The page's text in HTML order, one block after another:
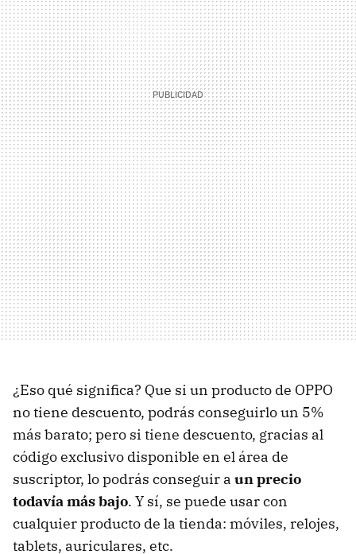
¿Eso qué significa? Que si un producto de OPPO
no tiene descuento, podrás conseguirlo un 5%
más barato; pero si tiene descuento, gracias al
código exclusivo disponible en el área de
suscriptor, lo podrás conseguir a un precio
todavía más bajo. Y sí, se puede usar con
cualquier producto de la tienda: móviles, relojes,
tablets, auriculares, etc.